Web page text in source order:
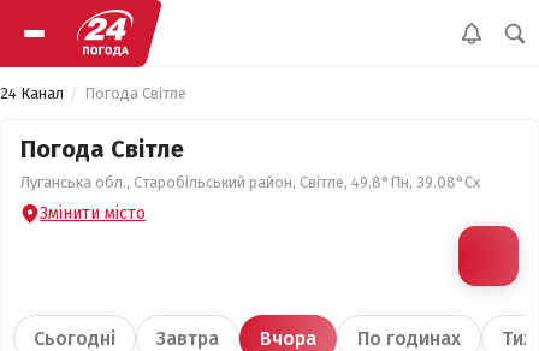
24 Канал Погода Світле
Погода Світле
Луганська обл., Старобільський район, Світле, 49.8°Пн, 39.08°Сх
Змінити місто
Сьогодні Завтра Вчора По годинах